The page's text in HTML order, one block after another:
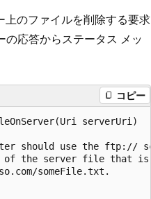
上のファイルを削除する要求
の応答からステータス メッ
コピー
serverUri)
should use the ftp://
the server file that
someFile.txt.